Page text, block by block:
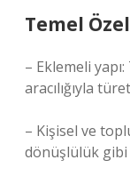
Temel
– Eklemeli
aracılığıyla
– Kişisel ve
dönüşlülük gibi